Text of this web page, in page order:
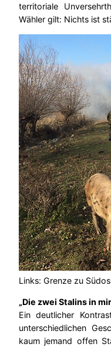
territoriale
Wähler gilt: Nichts ist
Links: Grenze zu
„Die zwei Stalins in
Ein deutlicher
unterschiedlichen
kaum jemand offen